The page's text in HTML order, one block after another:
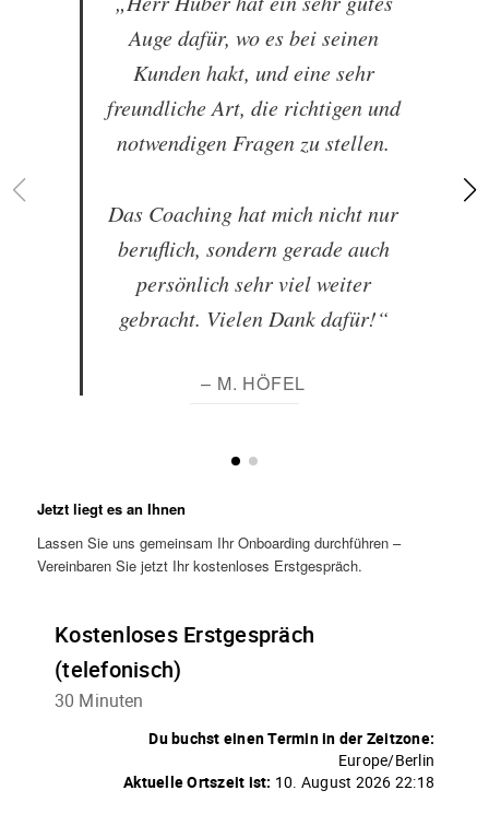
Auge dafür, wo es bei seinen
Kunden hakt, und eine sehr
freundliche Art, die richtigen und
notwendigen Fragen zu stellen.
Das Coaching hat mich nicht nur
beruflich, sondern gerade auch
persönlich sehr viel weiter
gebracht. Vielen Dank dafür!“
– M. HÖFEL
Jetzt liegt es an Ihnen
Lassen Sie uns gemeinsam Ihr Onboarding durchführen –
Vereinbaren Sie jetzt Ihr kostenloses Erstgespräch.